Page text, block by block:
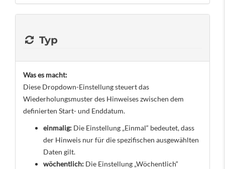
Typ
Was es macht:
Diese Dropdown-Einstellung steuert das
Wiederholungsmuster des Hinweises zwischen dem
definierten Start- und Enddatum.
einmalig: Die Einstellung „Einmal“ bedeutet, dass
der Hinweis nur für die spezifischen ausgewählten
Daten gilt.
wöchentlich: Die Einstellung „Wöchentlich“